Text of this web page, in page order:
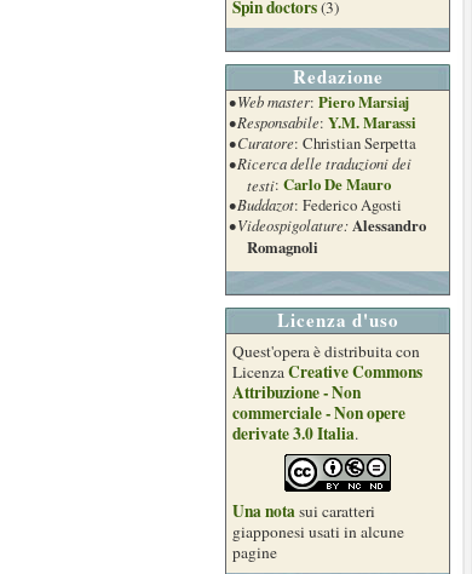
Spin doctors(3)
Redazione
• Web master: Piero Marsiaj
• Responsabile: Y.M. Marassi
• Curatore: Christian Serpetta
• Ricerca delle traduzioni dei
testi: Carlo De Mauro
• Buddazot: Federico Agosti
• Videospigolature:Alessandro
Romagnoli
Licenza d'uso
Quest'opera è distribuita con
LicenzaCreative Commons
Attribuzione - Non
commerciale - Non opere
derivate 3.0 Italia.
Una notasui caratteri
giapponesi usati in alcune
pagine